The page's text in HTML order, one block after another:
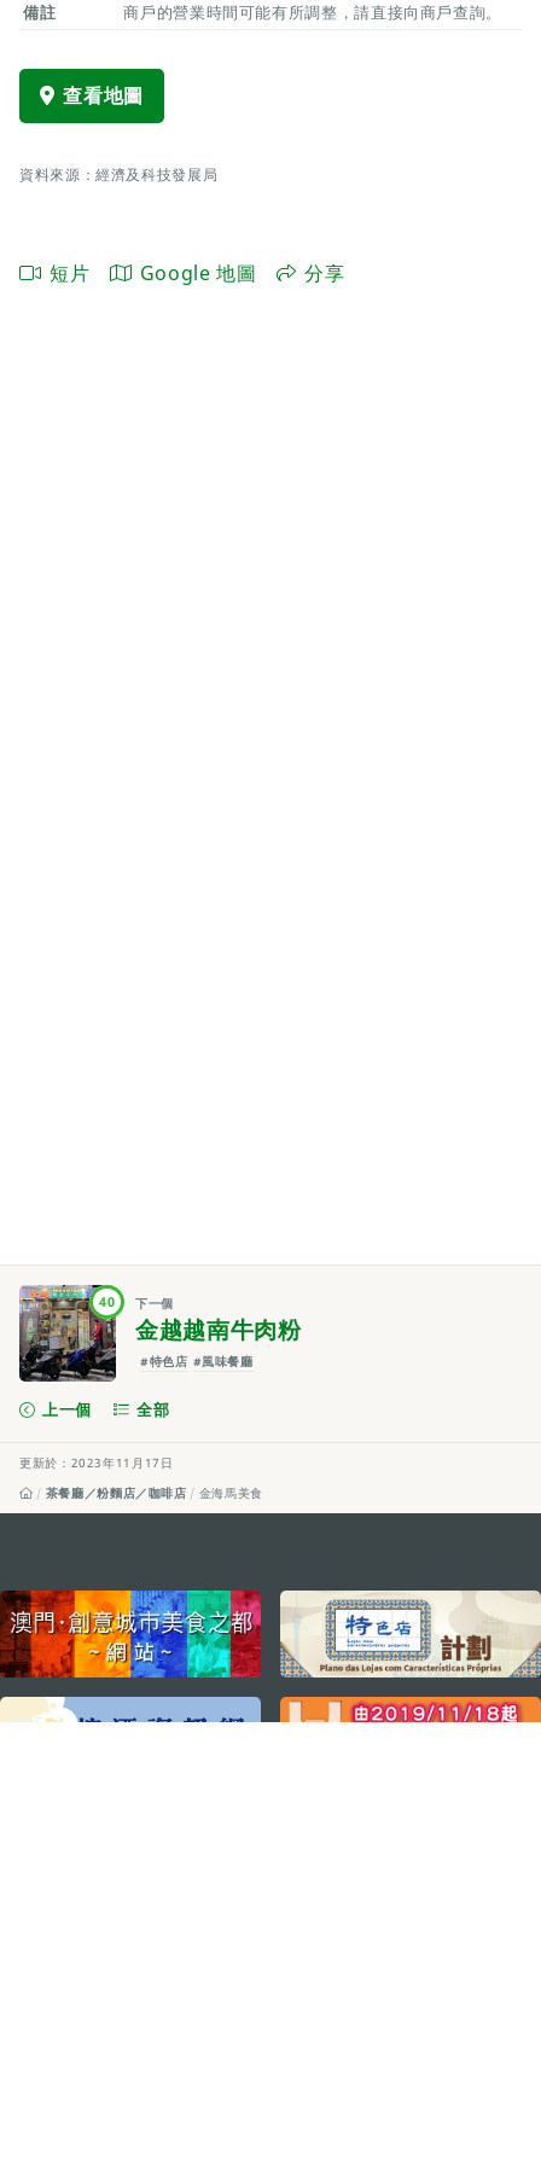
備註
商戶的營業時間可能有所調整，請直接向商戶查詢。
查看地圖
資料來源：經濟及科技發展局
短片 Google 地圖 分享
40 下一個
金越越南牛肉粉
#特色店 #風味餐廳
上一個 全部
更新於：2023年11月17日
茶餐廳／粉麵店／咖啡店
金海馬美食
external links